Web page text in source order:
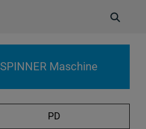
c
ö
f
SPINNER Maschine
PD